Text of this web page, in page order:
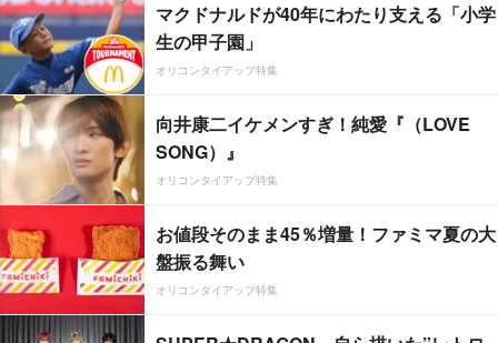
マクドナルドが40年にわたり支える「小学
生の甲子園」
オリコンタイアップ特集
向井康二イケメンすぎ！純愛『（LOVE
SONG）』
オリコンタイアップ特集
お値段そのまま45％増量！ファミマ夏の大
盤振る舞い
オリコンタイアップ特集